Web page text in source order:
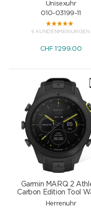
Unisexuhr
010-03199-11
6 KUNDENMEINUNGEN
CHF 1'299.00
Garmin MARQ 2
Carbon Edition Tool
Herrenuhr